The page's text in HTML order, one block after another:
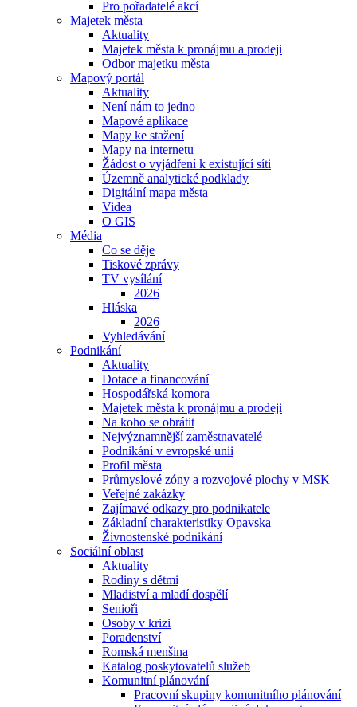
Pro pořadatelé akcí
Majetek města
Aktuality
Majetek města k pronájmu a prodeji
Odbor majetku města
Mapový portál
Aktuality
Není nám to jedno
Mapové aplikace
Mapy ke stažení
Mapy na internetu
Žádost o vyjádření k existující síti
Územně analytické podklady
Digitální mapa města
Videa
O GIS
Média
Co se děje
Tiskové zprávy
TV vysílání
2026
Hláska
2026
Vyhledávání
Podnikání
Aktuality
Dotace a financování
Hospodářská komora
Majetek města k pronájmu a prodeji
Na koho se obrátit
Nejvýznamnější zaměstnavatelé
Podnikání v evropské unii
Profil města
Průmyslové zóny a rozvojové plochy v MSK
Veřejné zakázky
Zajímavé odkazy pro podnikatele
Základní charakteristiky Opavska
Živnostenské podnikání
Sociální oblast
Aktuality
Rodiny s dětmi
Mladiství a mladí dospělí
Senioři
Osoby v krizi
Poradenství
Romská menšina
Katalog poskytovatelů služeb
Komunitní plánování
Pracovní skupiny komunitního plánování